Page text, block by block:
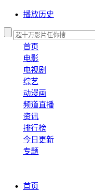
播放历史
首页
电影
电视剧
综艺
动漫画
频道直播
资讯
排行榜
今日更新
专题
首页